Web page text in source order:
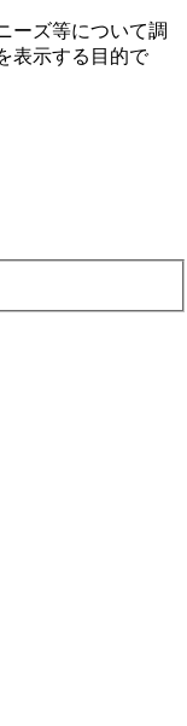
ーズ等について調
表⽰する⽬的で